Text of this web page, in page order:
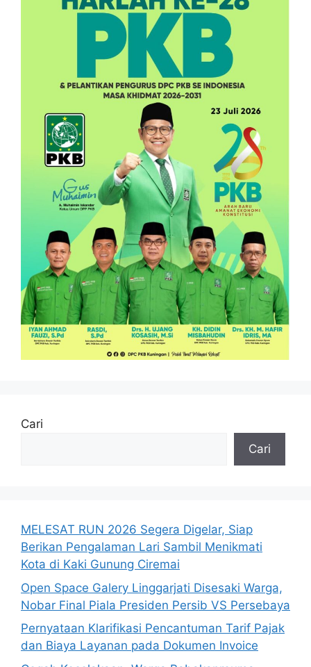
Cari
Cari
MELESAT RUN 2026 Segera Digelar, Siap
Berikan Pengalaman Lari Sambil Menikmati
Kota di Kaki Gunung Ciremai
Open Space Galery Linggarjati Disesaki Warga,
Nobar Final Piala Presiden Persib VS Persebaya
Pernyataan Klarifikasi Pencantuman Tarif Pajak
dan Biaya Layanan pada Dokumen Invoice